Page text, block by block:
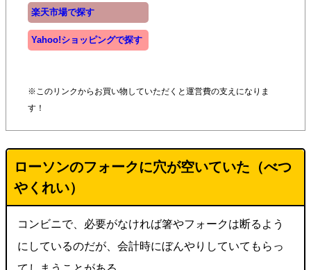
楽天市場で探す
Yahoo!ショッピングで探す
※このリンクからお買い物していただくと運営費の支えになりま
す！
ローソンのフォークに穴が空いていた（べつ
やくれい）
コンビニで、必要がなければ箸やフォークは断るよう
にしているのだが、会計時にぼんやりしていてもらっ